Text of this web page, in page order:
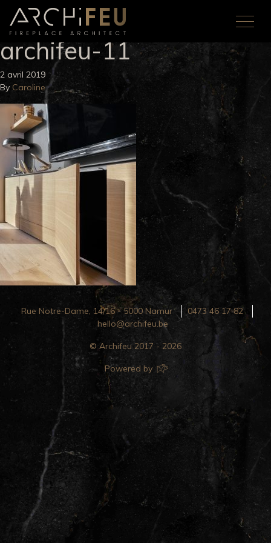
archifeu-11
2 avril 2019
By Caroline
Rue Notre-Dame, 14/16 - 5000 Namur
0473 46 17 82
hello@archifeu.be
© Archifeu 2017 - 2026
Powered by